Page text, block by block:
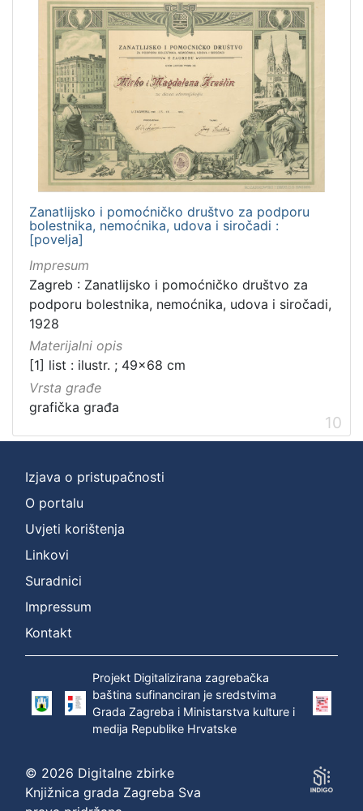
Zanatlijsko i pomoćničko društvo za podporu
bolestnika, nemoćnika, udova i siročadi :
[povelja]
Impresum
Zagreb : Zanatlijsko i pomoćničko društvo za
podporu bolestnika, nemoćnika, udova i siročadi,
1928
Materijalni opis
[1] list : ilustr. ; 49x68 cm
Vrsta građe
grafička građa
10
Izjava o pristupačnosti
O portalu
Uvjeti korištenja
Linkovi
Suradnici
Impressum
Kontakt
Projekt Digitalizirana zagrebačka
baština sufinanciran je sredstvima
Grada Zagreba i Ministarstva kulture i
medija Republike Hrvatske
© 2026 Digitalne zbirke
Knjižnica grada Zagreba Sva